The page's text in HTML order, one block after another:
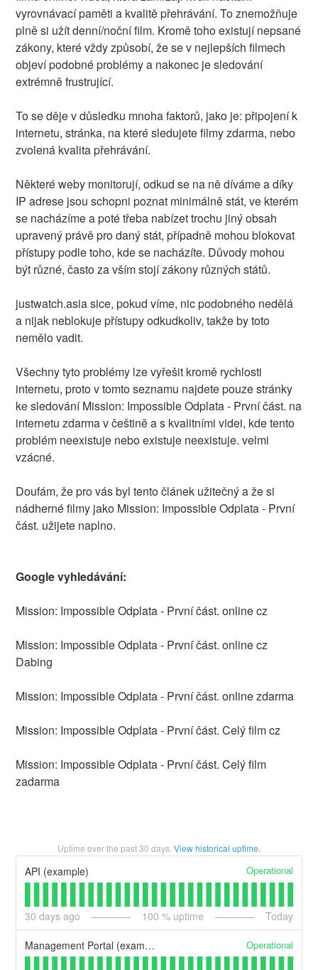
vyrovnávací paměti a kvalitě přehrávání. To znemožňuje
plně si užít denní/noční film. Kromě toho existují nepsané
zákony, které vždy způsobí, že se v nejlepších filmech
objeví podobné problémy a nakonec je sledování
extrémně frustrující.
To se děje v důsledku mnoha faktorů, jako je: připojení k
internetu, stránka, na které sledujete filmy zdarma, nebo
zvolená kvalita přehrávání.
Některé weby monitorují, odkud se na ně díváme a díky
IP adrese jsou schopni poznat minimálně stát, ve kterém
se nacházíme a poté třeba nabízet trochu jiný obsah
upravený právě pro daný stát, případně mohou blokovat
přístupy podle toho, kde se nacházíte. Důvody mohou
být různé, často za vším stojí zákony různých států.
justwatch.asia sice, pokud víme, nic podobného nedělá
a nijak neblokuje přístupy odkudkoliv, takže by toto
nemělo vadit.
Všechny tyto problémy lze vyřešit kromě rychlosti
internetu, proto v tomto seznamu najdete pouze stránky
ke sledování Mission: Impossible Odplata - První část. na
internetu zdarma v češtině a s kvalitními videi, kde tento
problém neexistuje nebo existuje neexistuje. velmi
vzácné.
Doufám, že pro vás byl tento článek užitečný a že si
nádherné filmy jako Mission: Impossible Odplata - První
část. užijete naplno.
Google vyhledávání:
Mission: Impossible Odplata - První část. online cz
Mission: Impossible Odplata - První část. online cz
Dabing
Mission: Impossible Odplata - První část. online zdarma
Mission: Impossible Odplata - První část. Celý film cz
Mission: Impossible Odplata - První část. Celý film
zadarma
Uptime over the past30 days. View historical uptime.
API (example) Operational
30 days ago 100 % uptime Today
Management Portal (example) Operational